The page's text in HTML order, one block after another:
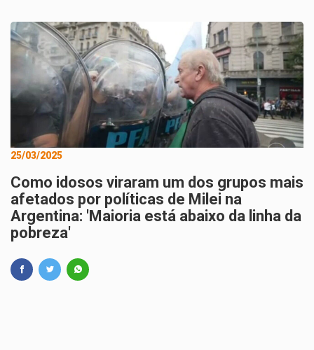
25/03/2025
Como idosos viraram um dos grupos mais
afetados por políticas de Milei na
Argentina: 'Maioria está abaixo da linha da
pobreza'